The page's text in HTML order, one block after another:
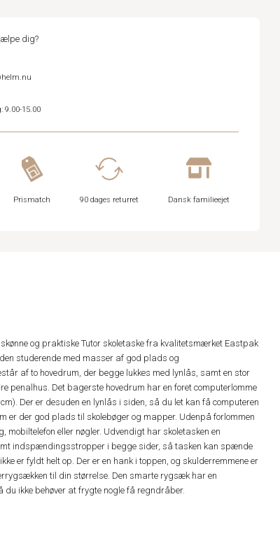
dig?
9.00-15.00
Prismatch 90 dages returret Dansk familieejet
og praktiske Tutor skoletaske fra kvalitetsmærket Eastpak
studerende med masser af god plads og
af to hovedrum, der begge lukkes med lynlås, samt en stor
penalhus. Det bagerste hovedrum har en foret computerlomme
Der er desuden en lynlås i siden, så du let kan få computeren
er der god plads til skolebøger og mapper. Udenpå forlommen
mobiltelefon eller nøgler. Udvendigt har skoletasken en
indspændingsstropper i begge sider, så tasken kan spænde
er fyldt helt op. Der er en hank i toppen, og skulderremmene er
til din størrelse. Den smarte rygsæk har en
ikke behøver at frygte nogle få regndråber.